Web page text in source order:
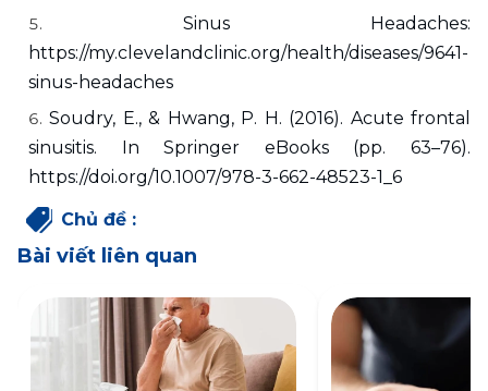
Sinus Headaches:
https://my.clevelandclinic.org/health/diseases/9641-
sinus-headaches
Soudry, E., & Hwang, P. H. (2016). Acute frontal
sinusitis. In Springer eBooks (pp. 63–76).
https://doi.org/10.1007/978-3-662-48523-1_6
Chủ đề :
Bài viết liên quan